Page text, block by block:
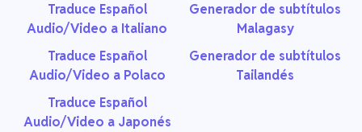
Traduce Español
Audio/Video a Italiano
Traduce Español
Audio/Video a Polaco
Traduce Español
Audio/Video a Japonés
Generador de subtítulos
Malagasy
Generador de subtítulos
Tailandés